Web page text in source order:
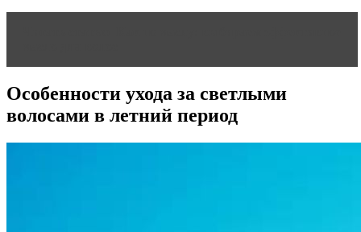
Особенности ухода за светлыми
волосами в летний период